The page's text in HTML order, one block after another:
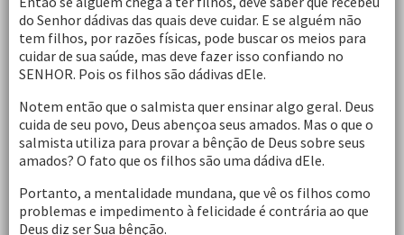
do Senhor dádivas das quais deve cuidar. E se alguém não
tem filhos, por razões físicas, pode buscar os meios para
cuidar de sua saúde, mas deve fazer isso confiando no
SENHOR. Pois os filhos são dádivas dEle.
Notem então que o salmista quer ensinar algo geral. Deus
cuida de seu povo, Deus abençoa seus amados. Mas o que o
salmista utiliza para provar a bênção de Deus sobre seus
amados? O fato que os filhos são uma dádiva dEle.
Portanto, a mentalidade mundana, que vê os filhos como
problemas e impedimento à felicidade é contrária ao que
Deus diz ser Sua bênção.